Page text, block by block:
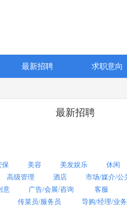
最新招聘 求职意向
最新招聘
保 美容 美发娱乐 休闲
高级管理 酒店 市场/媒介/公
意 广告/会展/咨询 客服
传菜员/服务员 导购/经理/业务